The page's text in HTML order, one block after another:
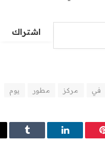
اشتراك
في مركز مطور يوم
بينتيريستلينكدإن Tumblr